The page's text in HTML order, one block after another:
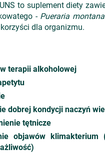
to suplement diety
- Pueraria montana
dla organizmu.
terapii alkoholowej
dobrej kondycji naczyń
tętnicze
objawów klimakterium